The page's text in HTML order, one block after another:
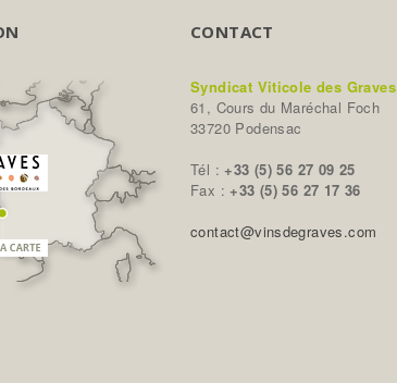
CONTACT
Syndicat Viticole des Graves
61, Cours du Maréchal Foch
33720 Podensac
Tél :+33 (5) 56 27 09 25
Fax :+33 (5) 56 27 17 36
contact@vinsdegraves.com